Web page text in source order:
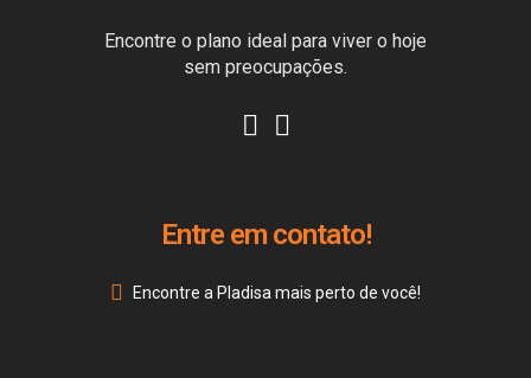
Encontre o plano ideal para viver o hoje
sem preocupações.
Entre em contato!
Encontre a Pladisa mais perto de você!